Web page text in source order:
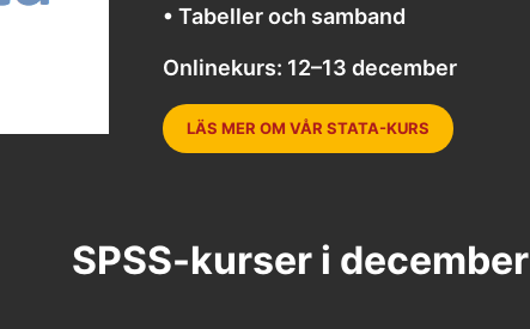
• Tabeller och samband
Onlinekurs: 12–13 december
LÄS MER OM VÅR STATA-KURS
SPSS-kurser i december